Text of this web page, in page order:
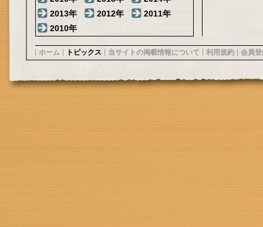
2013年
2012年
2011年
2010年
ホーム トピックス 当サイトの掲載情報について 利用規約 会員